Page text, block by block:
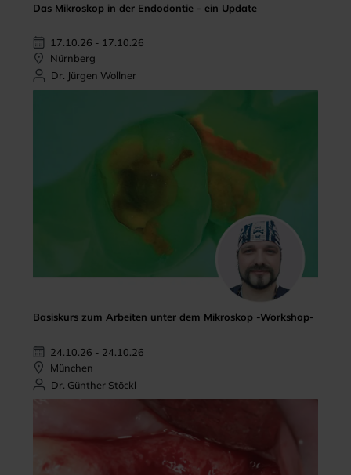
Das Mikroskop in der Endodontie - ein Update
17.10.26 - 17.10.26
Nürnberg
Dr. Jürgen Wollner
Basiskurs zum Arbeiten unter dem Mikroskop -Workshop-
24.10.26 - 24.10.26
München
Dr. Günther Stöckl